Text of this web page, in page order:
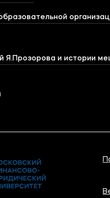
Я.Прозорова и истории